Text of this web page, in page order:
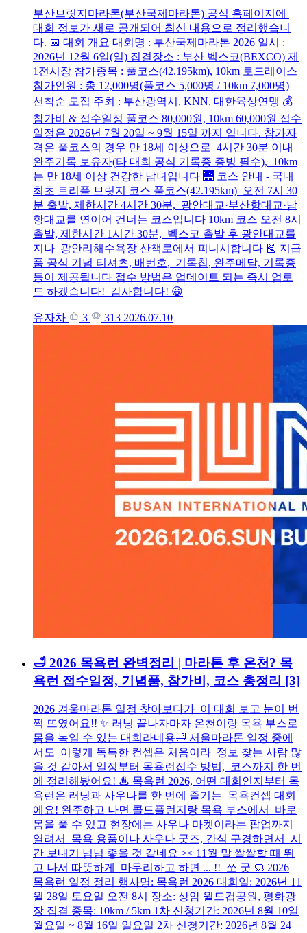
부산브릿지마라톤(부산국제마라톤) 공식 홈페이지에
대회 정보가 새로 공개되어 최신 내용으로 정리했습니
다. 📅 대회 개요 대회명 : 부산국제마라톤 2026 일시 :
2026년 12월 6일(일) 집결장소 : 부산 벡스코(BEXCO) 제
1전시장 참가종목 : 풀코스(42.195km), 10km 로드레이스
참가인원 : 총 12,000명(풀코스 5,000명 / 10km 7,000명)
선착순 모집 주최 : 부산광역시, KNN, 대한육상연맹 💰
참가비 & 접수일정 풀코스 80,000원, 10km 60,000원 접수
일정은 2026년 7월 20일 ~ 9월 15일 까지 입니다. 참가자
격은 풀코스의 경우 만 18세 이상으로 4시간 30분 이내
완주기록 보유자(타 대회 공식 기록증 증빙 필수), 10km
는 만 18세 이상 건강한 남녀입니다 🌉 코스 안내 - 국내
최초 트리플 브릿지 코스 풀코스(42.195km) 오전 7시 30
분 출발, 제한시간 4시간 30분, 광안대교·부산항대교·남
항대교를 연이어 건너는 코스입니다 10km 코스 오전 8시
출발, 제한시간 1시간 30분, 벡스코 출발 후 광안대교를
지나 광안리해수욕장 산책로에서 피니시합니다 🎽 지급
품 공식 기념 티셔츠, 배번호, 기록칩, 완주메달, 기록증
등이 제공됩니다 접수 방법은 업데이트 되는 즉시 업로
드 하겠습니다! 감사합니다! 😀
유자차 3 313 2026.07.10
🛁 2026 목욕런 완벽정리 | 마라톤 후 온천? 목
욕런 접수일정, 기념품, 참가비, 코스 총정리 [3]
2026 겨울마라톤 일정 찾아보다가 이 대회 보고 눈이 번
쩍 뜨였어요!! ✨ 러닝 끝나자마자 온천이랑 목욕 부스로
몸을 녹일 수 있는 대회라네용🛁 서울마라톤 일정 중에
서도 이렇게 독특한 컨셉은 처음이라 정보 찾는 사람 많
을 것 같아서 일정부터 목욕런접수 방법, 코스까지 한 번
에 정리해봤어요! ♨ 목욕런 2026, 어떤 대회인지부터 목
욕런은 러닝과 사우나를 한 번에 즐기는 목욕컨셉 대회
에요! 완주하고 나면 콜드플런지랑 목욕 부스에서 바로
몸을 풀 수 있고 현장에는 사우나 마켓이라는 팝업까지
열려서 목욕 용품이나 사우나 굿즈, 간식 구경하면서 시
간 보내기 넘넘 좋을 것 같네요 >< 11월 말 쌀쌀할 때 뛰
고 나서 따뜻하게 마무리하고 하면 ... !! 쏘 굿 🧼 2026
목욕런 일정 정리 행사명: 목욕런 2026 대회일: 2026년 11
월 28일 토요일 오전 8시 장소: 상암 월드컵공원, 평화광
장 집결 종목: 10km / 5km 1차 신청기간: 2026년 8월 10일
월요일 ~ 8월 16일 일요일 2차 신청기간: 2026년 8월 24